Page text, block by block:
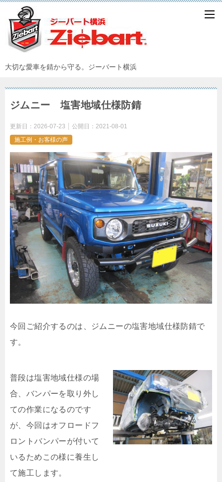
大切な愛車を錆から守る。ジーバート横浜
ジムニー 塩害地域仕様防錆
更新日： 2026-07-23 公開日： 2021-08-01
施工例・お客様の声
今回ご紹介するのは、ジムニーの塩害地域仕様防錆で
す。
普段は塩害地域仕様の場
合、バンパーを取り外し
ての作業になるのです
が、今回はオフロードフ
ロントバンパーが付いて
いるためこの様に養生し
て施工します。